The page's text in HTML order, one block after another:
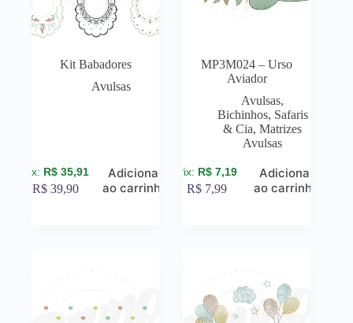
Kit Babadores
Avulsas
R$ 35,91
R$ 39,90
Adicionar
ao carrinho
MP3M024 – Urso
Aviador
Avulsas,
Bichinhos, Safaris
& Cia,Matrizes
Avulsas
R$ 7,19
R$ 7,99
Adicionar
ao carrinho